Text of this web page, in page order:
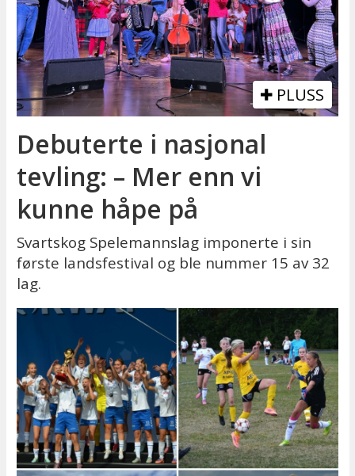
PLUSS
Debuterte i nasjonal
tevling: – Mer enn vi
kunne håpe på
Svartskog Spelemannslag imponerte i sin
første landsfestival og ble nummer 15 av 32
lag.